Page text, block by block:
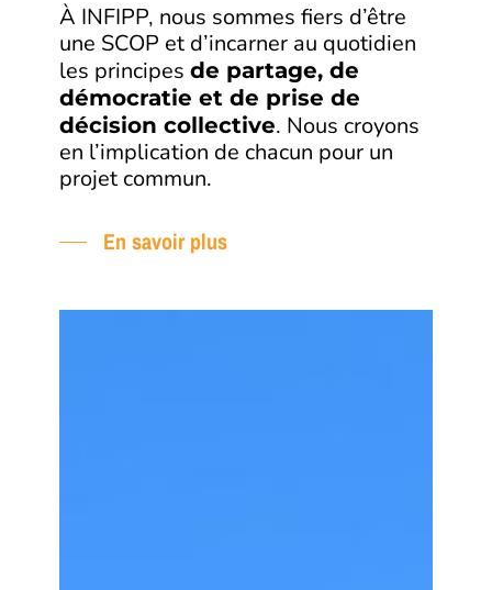
À INFIPP, nous sommes fiers d’être
une SCOP et d’incarner au quotidien
les principesde partage, de
démocratie et de prise de
décision collective. Nous croyons
en l’implication de chacun pour un
projet commun.
En savoir plus